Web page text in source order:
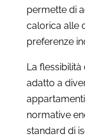
permette di
calorica alle
preferenze
La flessibilità
adatto a
normative
standard di